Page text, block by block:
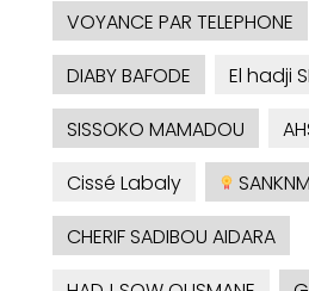
VOYANCE PAR TELEPHONE
DIABY BAFODE
El hadji
SISSOKO MAMADOU
Cissé Labaly
CHERIF SADIBOU AIDARA